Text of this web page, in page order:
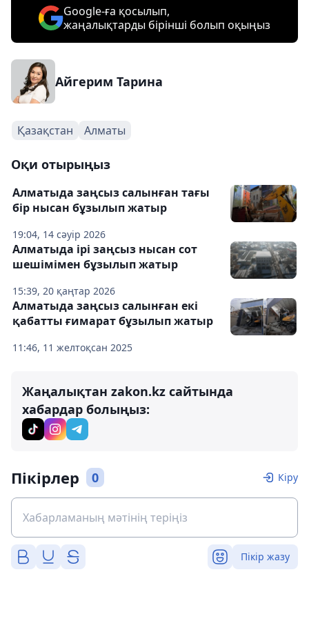
Google-ға қосылып,
жаңалықтарды бірінші болып оқыңыз
Айгерим Тарина
Қазақстан Алматы
Оқи отырыңыз
19:04, 14 сәуір 2026
Алматыда заңсыз салынған тағы
бір нысан бұзылып жатыр
15:39, 20 қаңтар 2026
Алматыда ірі заңсыз нысан сот
шешімімен бұзылып жатыр
11:46, 11 желтоқсан 2025
Алматыда заңсыз салынған екі
қабатты ғимарат бұзылып жатыр
Жаңалықтан zakon.kz сайтында
хабардар болыңыз:
Пікірлер 0 Кіру
Пікір жазу